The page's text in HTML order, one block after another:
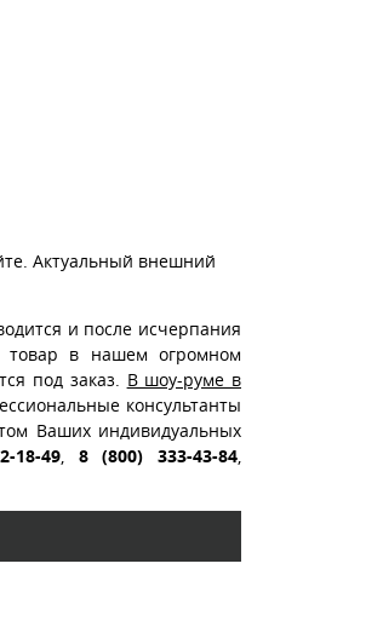
Актуальный внешний
и после исчерпания
товар в нашем огромном
под заказ. В шоу-руме в
консультанты
Ваших индивидуальных
18-49, 8 (800) 333-43-84,